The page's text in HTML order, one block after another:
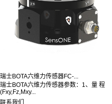
瑞士BOTA六维力传感器FC-...
瑞士BOTA六维力传感器参数：1、量 程
(Fxy,Fz,Mxy...
联系我们